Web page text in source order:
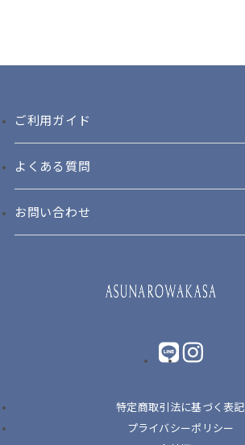
ご利用ガイド
よくある質問
お問い合わせ
LINE instagram
特定商取引法に基づく表記
プライバシーポリシー